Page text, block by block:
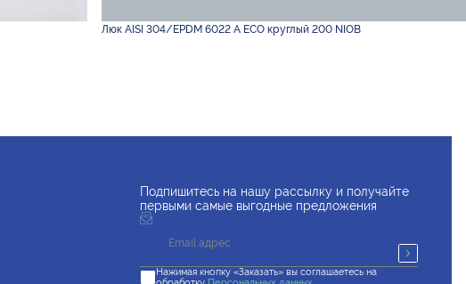
Люк AISI 304/EPDM 6022 A ECO круглый 200 NIOB
Подпишитесь на нашу рассылку и получайте
первыми самые выгодные предложения
Нажимая кнопку «Заказать» вы соглашаетесь на